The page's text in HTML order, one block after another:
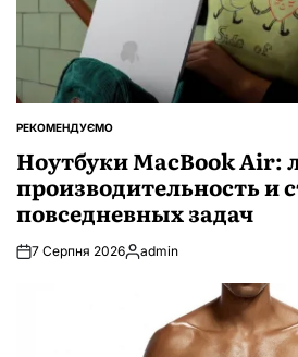
ОПУБЛІКУВАТИ
РЕКОМЕНДУЄМО
Ноутбуки MacBook Air:
производительность и
повседневных задач
7 Серпня 2026Опубліковано
admin